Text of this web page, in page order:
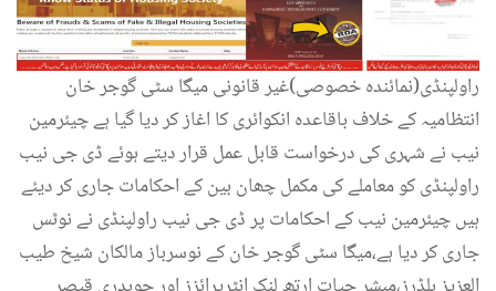
راولپنڈی(نمائندہ خصوصی)غیر قانونی میگا سٹی گوجر خان
انتظامیہ کے خلاف باقاعدہ انکوائری کا اغاز کر دیا گیا ہے چیئرمین
نیب نے شہری کی درخواست قابل عمل قرار دیتے ہوئے ڈی جی نیب
راولپنڈی کو معاملے کی مکمل چھان بین کے احکامات جاری کر دیئے
ہیں چیئرمین نیب کے احکامات پر ڈی جی نیب راولپنڈی نے نوٹس
جاری کر دیا ہے،میگا سٹی گوجر خان کے نوسرباز مالکان شیخ طیب